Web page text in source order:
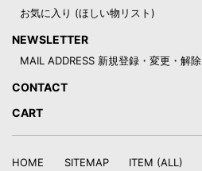
お気に入り (ほしい物リスト)
NEWSLETTER
MAIL ADDRESS 新規登録・変更・解除
CONTACT
CART
HOME SITEMAP ITEM (ALL)